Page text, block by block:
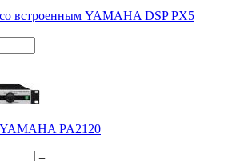
встроенным YAMAHA DSP PX5
+
PA2120
+